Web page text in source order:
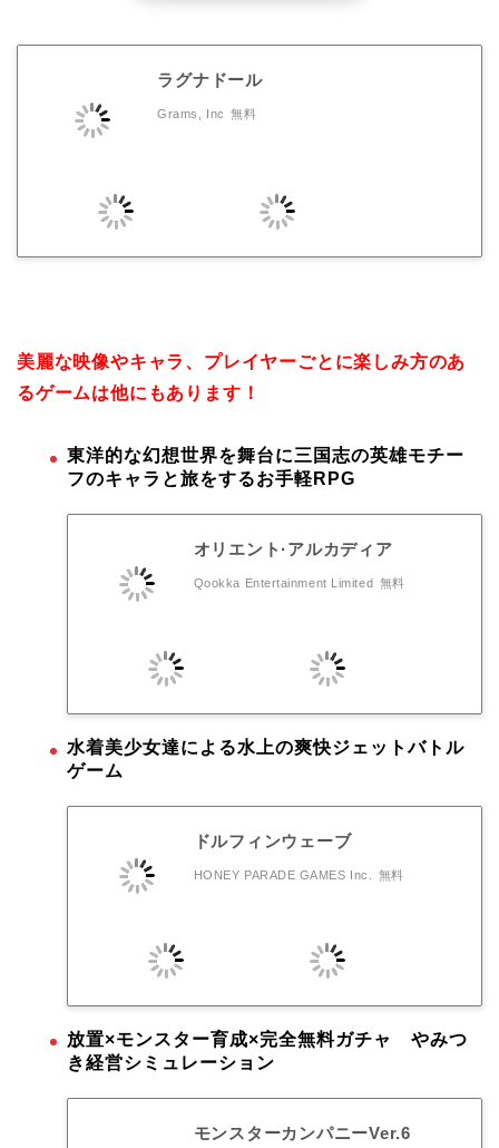
ラグナドール
Grams, Inc 無料
美麗な映像やキャラ、プレイヤーごとに楽しみ方のあ
るゲームは他にもあります！
東洋的な幻想世界を舞台に三国志の英雄モチー
フのキャラと旅をするお手軽RPG
オリエント·アルカディア
Qookka Entertainment Limited 無料
水着美少女達による水上の爽快ジェットバトル
ゲーム
ドルフィンウェーブ
HONEY PARADE GAMES Inc. 無料
放置×モンスター育成×完全無料ガチャ やみつ
き経営シミュレーション
モンスターカンパニーVer.6